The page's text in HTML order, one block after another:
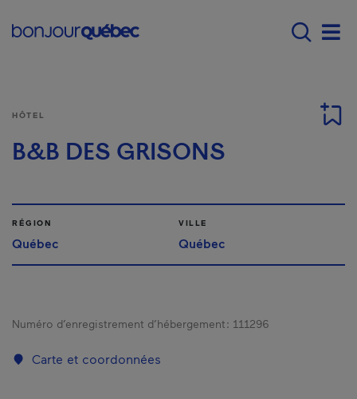
Main navigation -
HÔTEL
B&B DES GRISONS
RÉGION
Québec
VILLE
Québec
Numéro d’enregistrement d’hébergement : 111296
Carte et coordonnées